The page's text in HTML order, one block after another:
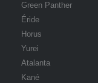
Green Panther
Éride
Horus
Yurei
Atalanta
Kané